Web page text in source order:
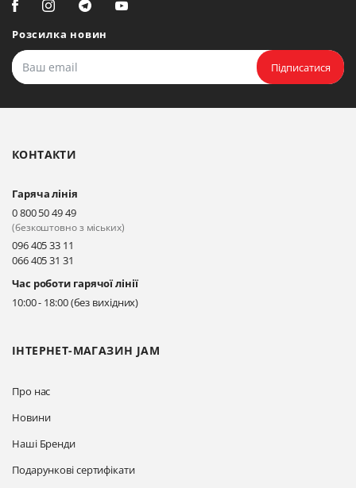
Розсилка новин
Підписатися
ІНТЕРНЕТ-МАГАЗИН JAM
Про нас
Новини
Наші Бренди
Подарункові сертифікати
КОНТАКТИ
Гаряча лінія
0 800 50 49 49
(безкоштовно з міських)
096 405 33 11
066 405 31 31
Час роботи гарячої лінії
10:00 - 18:00 (без вихідних)